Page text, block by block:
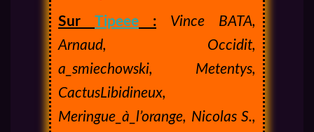
Sur Tipeee :
Vince BATA,
Arnaud, Occidit,
a_smiechowski, Metentys,
CactusLibidineux,
Meringue_à_l’orange, Nicolas S.,